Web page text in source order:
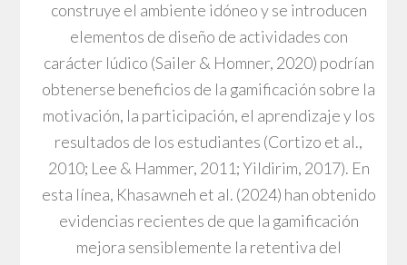
construye el ambiente idóneo y se introducen
elementos de diseño de actividades con
carácter lúdico (Sailer & Homner, 2020) podrían
obtenerse beneficios de la gamificación sobre la
motivación, la participación, el aprendizaje y los
resultados de los estudiantes (Cortizo et al.,
2010; Lee & Hammer, 2011; Yildirim, 2017). En
esta línea, Khasawneh et al. (2024) han obtenido
evidencias recientes de que la gamificación
mejora sensiblemente la retentiva del